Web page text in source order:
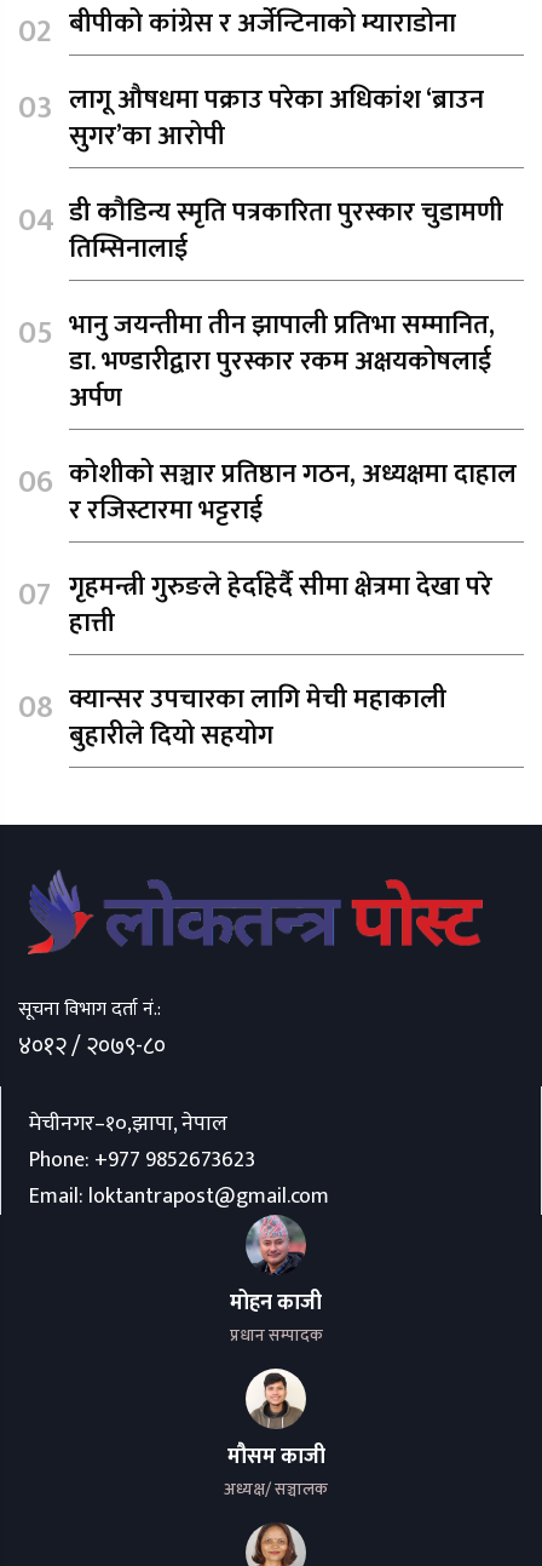
बीपीको कांग्रेस र अर्जेन्टिनाको म्याराडोना
लागू औषधमा पक्राउ परेका अधिकांश ‘ब्राउन
सुगर’का आरोपी
डी कौडिन्य स्मृति पत्रकारिता पुरस्कार चुडामणी
तिम्सिनालाई
भानु जयन्तीमा तीन झापाली प्रतिभा सम्मानित,
डा. भण्डारीद्वारा पुरस्कार रकम अक्षयकोषलाई
अर्पण
कोशीको सञ्चार प्रतिष्ठान गठन, अध्यक्षमा दाहाल
र रजिस्टारमा भट्टराई
गृहमन्त्री गुरुङले हेर्दाहेर्दै सीमा क्षेत्रमा देखा परे
हात्ती
क्यान्सर उपचारका लागि मेची महाकाली
बुहारीले दियो सहयोग
सूचना विभाग दर्ता नं.:
४०१२ / २०७९-८०
मेचीनगर–१०,झापा, नेपाल
Phone: +977 9852673623
Email: loktantrapost@gmail.com
मोहन काजी
प्रधान सम्पादक
मौसम काजी
अध्यक्ष/ सञ्चालक